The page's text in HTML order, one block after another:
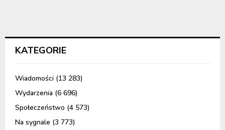
KATEGORIE
Wiadomości (13 283)
Wydarzenia (6 696)
Społeczeństwo (4 573)
Na sygnale (3 773)